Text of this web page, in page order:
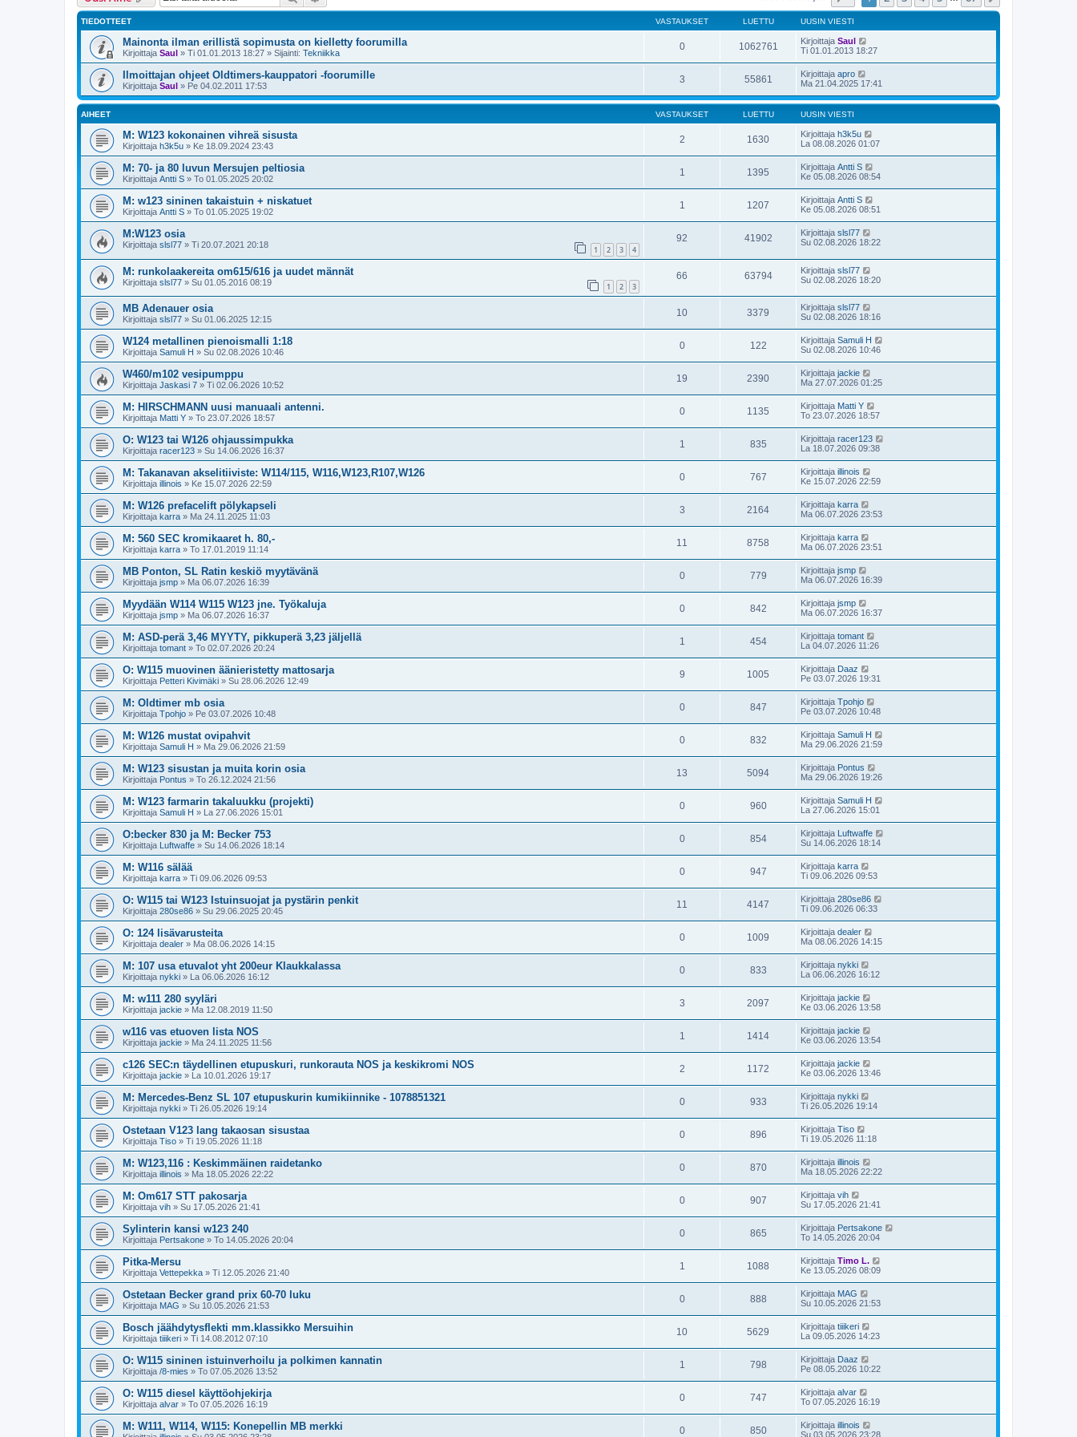
TIEDOTTEET VASTAUKSET LUETTU UUSIN VIESTI
Mainonta ilman erillistä sopimusta on kielletty foorumilla
Kirjoittaja Saul » Ti 01.01.2013 18:27 » Sijainti: Tekniikka
0 1062761 Kirjoittaja Saul
Ti 01.01.2013 18:27
Ilmoittajan ohjeet Oldtimers-kauppatori -foorumille
Kirjoittaja Saul » Pe 04.02.2011 17:53
3 55861 Kirjoittaja apro
Ma 21.04.2025 17:41
AIHEET VASTAUKSET LUETTU UUSIN VIESTI
M: W123 kokonainen vihreä sisusta
Kirjoittaja h3k5u » Ke 18.09.2024 23:43
2 1630 Kirjoittaja h3k5u
La 08.08.2026 01:07
M: 70- ja 80 luvun Mersujen peltiosia
Kirjoittaja Antti S » To 01.05.2025 20:02
1 1395 Kirjoittaja Antti S
Ke 05.08.2026 08:54
M: w123 sininen takaistuin + niskatuet
Kirjoittaja Antti S » To 01.05.2025 19:02
1 1207 Kirjoittaja Antti S
Ke 05.08.2026 08:51
M:W123 osia
Kirjoittaja slsl77 » Ti 20.07.2021 20:18 1 2 3 4
92 41902 Kirjoittaja slsl77
Su 02.08.2026 18:22
M: runkolaakereita om615/616 ja uudet männät
Kirjoittaja slsl77 » Su 01.05.2016 08:19 1 2 3
66 63794 Kirjoittaja slsl77
Su 02.08.2026 18:20
MB Adenauer osia
Kirjoittaja slsl77 » Su 01.06.2025 12:15
10 3379 Kirjoittaja slsl77
Su 02.08.2026 18:16
W124 metallinen pienoismalli 1:18
Kirjoittaja Samuli H » Su 02.08.2026 10:46
0 122 Kirjoittaja Samuli H
Su 02.08.2026 10:46
W460/m102 vesipumppu
Kirjoittaja Jaskasi 7 » Ti 02.06.2026 10:52
19 2390 Kirjoittaja jackie
Ma 27.07.2026 01:25
M: HIRSCHMANN uusi manuaali antenni.
Kirjoittaja Matti Y » To 23.07.2026 18:57
0 1135 Kirjoittaja Matti Y
To 23.07.2026 18:57
O: W123 tai W126 ohjaussimpukka
Kirjoittaja racer123 » Su 14.06.2026 16:37
1 835 Kirjoittaja racer123
La 18.07.2026 09:38
M: Takanavan akselitiiviste: W114/115, W116,W123,R107,W126
Kirjoittaja illinois » Ke 15.07.2026 22:59
0 767 Kirjoittaja illinois
Ke 15.07.2026 22:59
M: W126 prefacelift pölykapseli
Kirjoittaja karra » Ma 24.11.2025 11:03
3 2164 Kirjoittaja karra
Ma 06.07.2026 23:53
M: 560 SEC kromikaaret h. 80,-
Kirjoittaja karra » To 17.01.2019 11:14
11 8758 Kirjoittaja karra
Ma 06.07.2026 23:51
MB Ponton, SL Ratin keskiö myytävänä
Kirjoittaja jsmp » Ma 06.07.2026 16:39
0 779 Kirjoittaja jsmp
Ma 06.07.2026 16:39
Myydään W114 W115 W123 jne. Työkaluja
Kirjoittaja jsmp » Ma 06.07.2026 16:37
0 842 Kirjoittaja jsmp
Ma 06.07.2026 16:37
M: ASD-perä 3,46 MYYTY, pikkuperä 3,23 jäljellä
Kirjoittaja tomant » To 02.07.2026 20:24
1 454 Kirjoittaja tomant
La 04.07.2026 11:26
O: W115 muovinen äänieristetty mattosarja
Kirjoittaja Petteri Kivimäki » Su 28.06.2026 12:49
9 1005 Kirjoittaja Daaz
Pe 03.07.2026 19:31
M: Oldtimer mb osia
Kirjoittaja Tpohjo » Pe 03.07.2026 10:48
0 847 Kirjoittaja Tpohjo
Pe 03.07.2026 10:48
M: W126 mustat ovipahvit
Kirjoittaja Samuli H » Ma 29.06.2026 21:59
0 832 Kirjoittaja Samuli H
Ma 29.06.2026 21:59
M: W123 sisustan ja muita korin osia
Kirjoittaja Pontus » To 26.12.2024 21:56
13 5094 Kirjoittaja Pontus
Ma 29.06.2026 19:26
M: W123 farmarin takaluukku (projekti)
Kirjoittaja Samuli H » La 27.06.2026 15:01
0 960 Kirjoittaja Samuli H
La 27.06.2026 15:01
O:becker 830 ja M: Becker 753
Kirjoittaja Luftwaffe » Su 14.06.2026 18:14
0 854 Kirjoittaja
Luftwaffe
Su 14.06.2026 18:14
M: W116 sälää
Kirjoittaja karra » Ti 09.06.2026 09:53
0 947 Kirjoittaja karra
Ti 09.06.2026 09:53
O: W115 tai W123 Istuinsuojat ja pystärin penkit
Kirjoittaja 280se86 » Su 29.06.2025 20:45
11 4147 Kirjoittaja 280se86
Ti 09.06.2026 06:33
O: 124 lisävarusteita
Kirjoittaja dealer » Ma 08.06.2026 14:15
0 1009 Kirjoittaja dealer
Ma 08.06.2026 14:15
M: 107 usa etuvalot yht 200eur Klaukkalassa
Kirjoittaja nykki » La 06.06.2026 16:12
0 833 Kirjoittaja nykki
La 06.06.2026 16:12
M: w111 280 syyläri
Kirjoittaja jackie » Ma 12.08.2019 11:50
3 2097 Kirjoittaja jackie
Ke 03.06.2026 13:58
w116 vas etuoven lista NOS
Kirjoittaja jackie » Ma 24.11.2025 11:56
1 1414 Kirjoittaja jackie
Ke 03.06.2026 13:54
c126 SEC:n täydellinen etupuskuri, runkorauta NOS ja keskikromi NOS
Kirjoittaja jackie » La 10.01.2026 19:17
2 1172 Kirjoittaja jackie
Ke 03.06.2026 13:46
M: Mercedes-Benz SL 107 etupuskurin kumikiinnike - 1078851321
Kirjoittaja nykki » Ti 26.05.2026 19:14
0 933 Kirjoittaja nykki
Ti 26.05.2026 19:14
Ostetaan V123 lang takaosan sisustaa
Kirjoittaja Tiso » Ti 19.05.2026 11:18
0 896 Kirjoittaja Tiso
Ti 19.05.2026 11:18
M: W123,116 : Keskimmäinen raidetanko
Kirjoittaja illinois » Ma 18.05.2026 22:22
0 870 Kirjoittaja illinois
Ma 18.05.2026 22:22
M: Om617 STT pakosarja
Kirjoittaja vih » Su 17.05.2026 21:41
0 907 Kirjoittaja vih
Su 17.05.2026 21:41
Sylinterin kansi w123 240
Kirjoittaja Pertsakone » To 14.05.2026 20:04
0 865 Kirjoittaja Pertsakone
To 14.05.2026 20:04
Pitka-Mersu
Kirjoittaja Vettepekka » Ti 12.05.2026 21:40
1 1088 Kirjoittaja Timo L.
Ke 13.05.2026 08:09
Ostetaan Becker grand prix 60-70 luku
Kirjoittaja MAG » Su 10.05.2026 21:53
0 888 Kirjoittaja MAG
Su 10.05.2026 21:53
Bosch jäähdytysflekti mm.klassikko Mersuihin
Kirjoittaja tiiikeri » Ti 14.08.2012 07:10
10 5629 Kirjoittaja tiiikeri
La 09.05.2026 14:23
O: W115 sininen istuinverhoilu ja polkimen kannatin
Kirjoittaja /8-mies » To 07.05.2026 13:52
1 798 Kirjoittaja Daaz
Pe 08.05.2026 10:22
O: W115 diesel käyttöohjekirja
Kirjoittaja alvar » To 07.05.2026 16:19
0 747 Kirjoittaja alvar
To 07.05.2026 16:19
M: W111, W114, W115: Konepellin MB merkki 0 850 Kirjoittaja illinois
Su 03.05.2026 23:28